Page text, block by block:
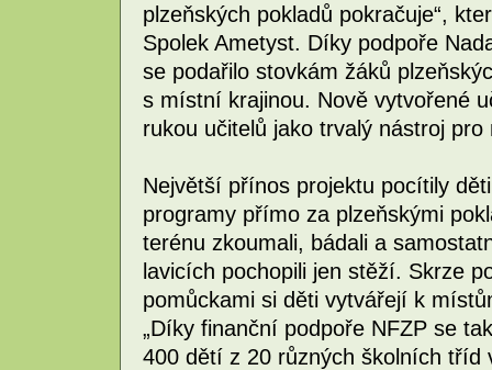
plzeňských pokladů pokračuje“,
Spolek Ametyst. Díky podpoře
se podařilo stovkám žáků
s místní krajinou. Nově vytvořené
rukou učitelů jako trvalý nástroj
Největší přínos projektu pocítily
programy přímo za plzeňskými
terénu zkoumali, bádali a
lavicích pochopili jen stěží. Skrze
pomůckami si děti vytvářejí k
„Díky finanční podpoře NFZP se
400 dětí z 20 různých školních tříd